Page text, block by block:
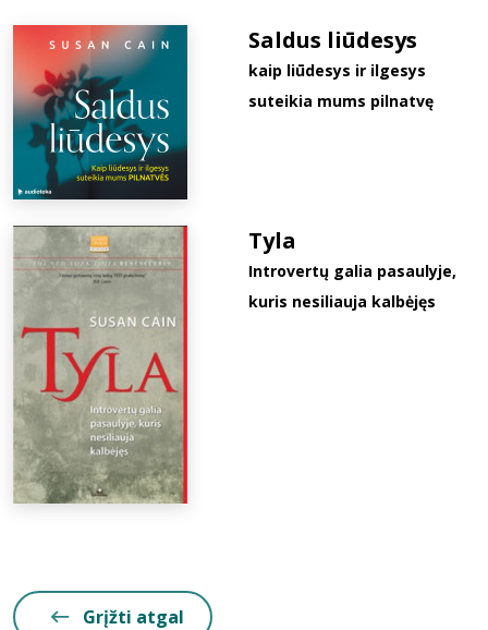
D.U.K.
Saldus liūdesys
kaip liūdesys ir ilgesys
suteikia mums pilnatvę
Tyla
Introvertų galia pasaulyje,
kuris nesiliauja kalbėjęs
Grįžti atgal